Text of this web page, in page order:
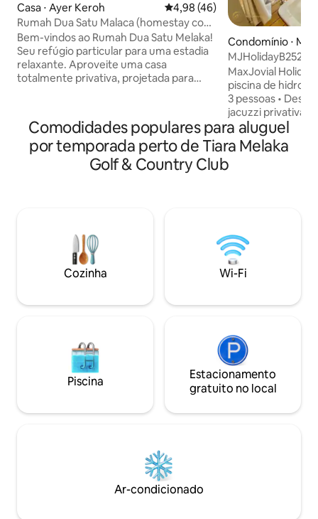
Casa ⋅ Ayer Keroh 4,98 de uma avaliação média
4,98 (46)
Rumah Dua Satu Malaca (homestay com
piscina privativa)
Bem-vindos ao Rumah Dua Satu Melaka!
Seu refúgio particular para uma estadia
relaxante. Aproveite uma casa
totalmente privativa, projetada para
nossa acomodação especial: - Piscina
privativa. - Layout espaçoso para até 12
hóspedes - Interior aconchegante e
moderno com um toque nostálgico e
acolhedor - Perfeito para férias em
uma escapadinha de fim de semana ou
uma estadia curta
Condomínio ⋅
MJHolidayB2529
Jacuzzi privativo
MaxJovial Holiday
piscina de
3 pessoas •
jacuzzi privativa
Piscina de bolha
água de
com cama queen
solteiro na sala
开放式家庭式套房
计 • 附带阳台 • 设
私人泳池 坐落在甲市中心,地理位置优越 -
旅游景点以及著名
Comodidades populares para aluguel
por temporada perto de Tiara Melaka
Golf & Country Club
Cozinha Wi-Fi
Piscina
Estacionamento
gratuito no local
Ar-condicionado